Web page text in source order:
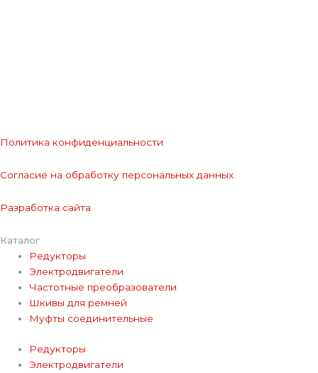
Политика конфиденциальности
Согласие на обработку персональных данных
Разработка сайта
Каталог
Редукторы
Электродвигатели
Частотные преобразователи
Шкивы для ремней
Муфты соединительные
Редукторы
Электродвигатели